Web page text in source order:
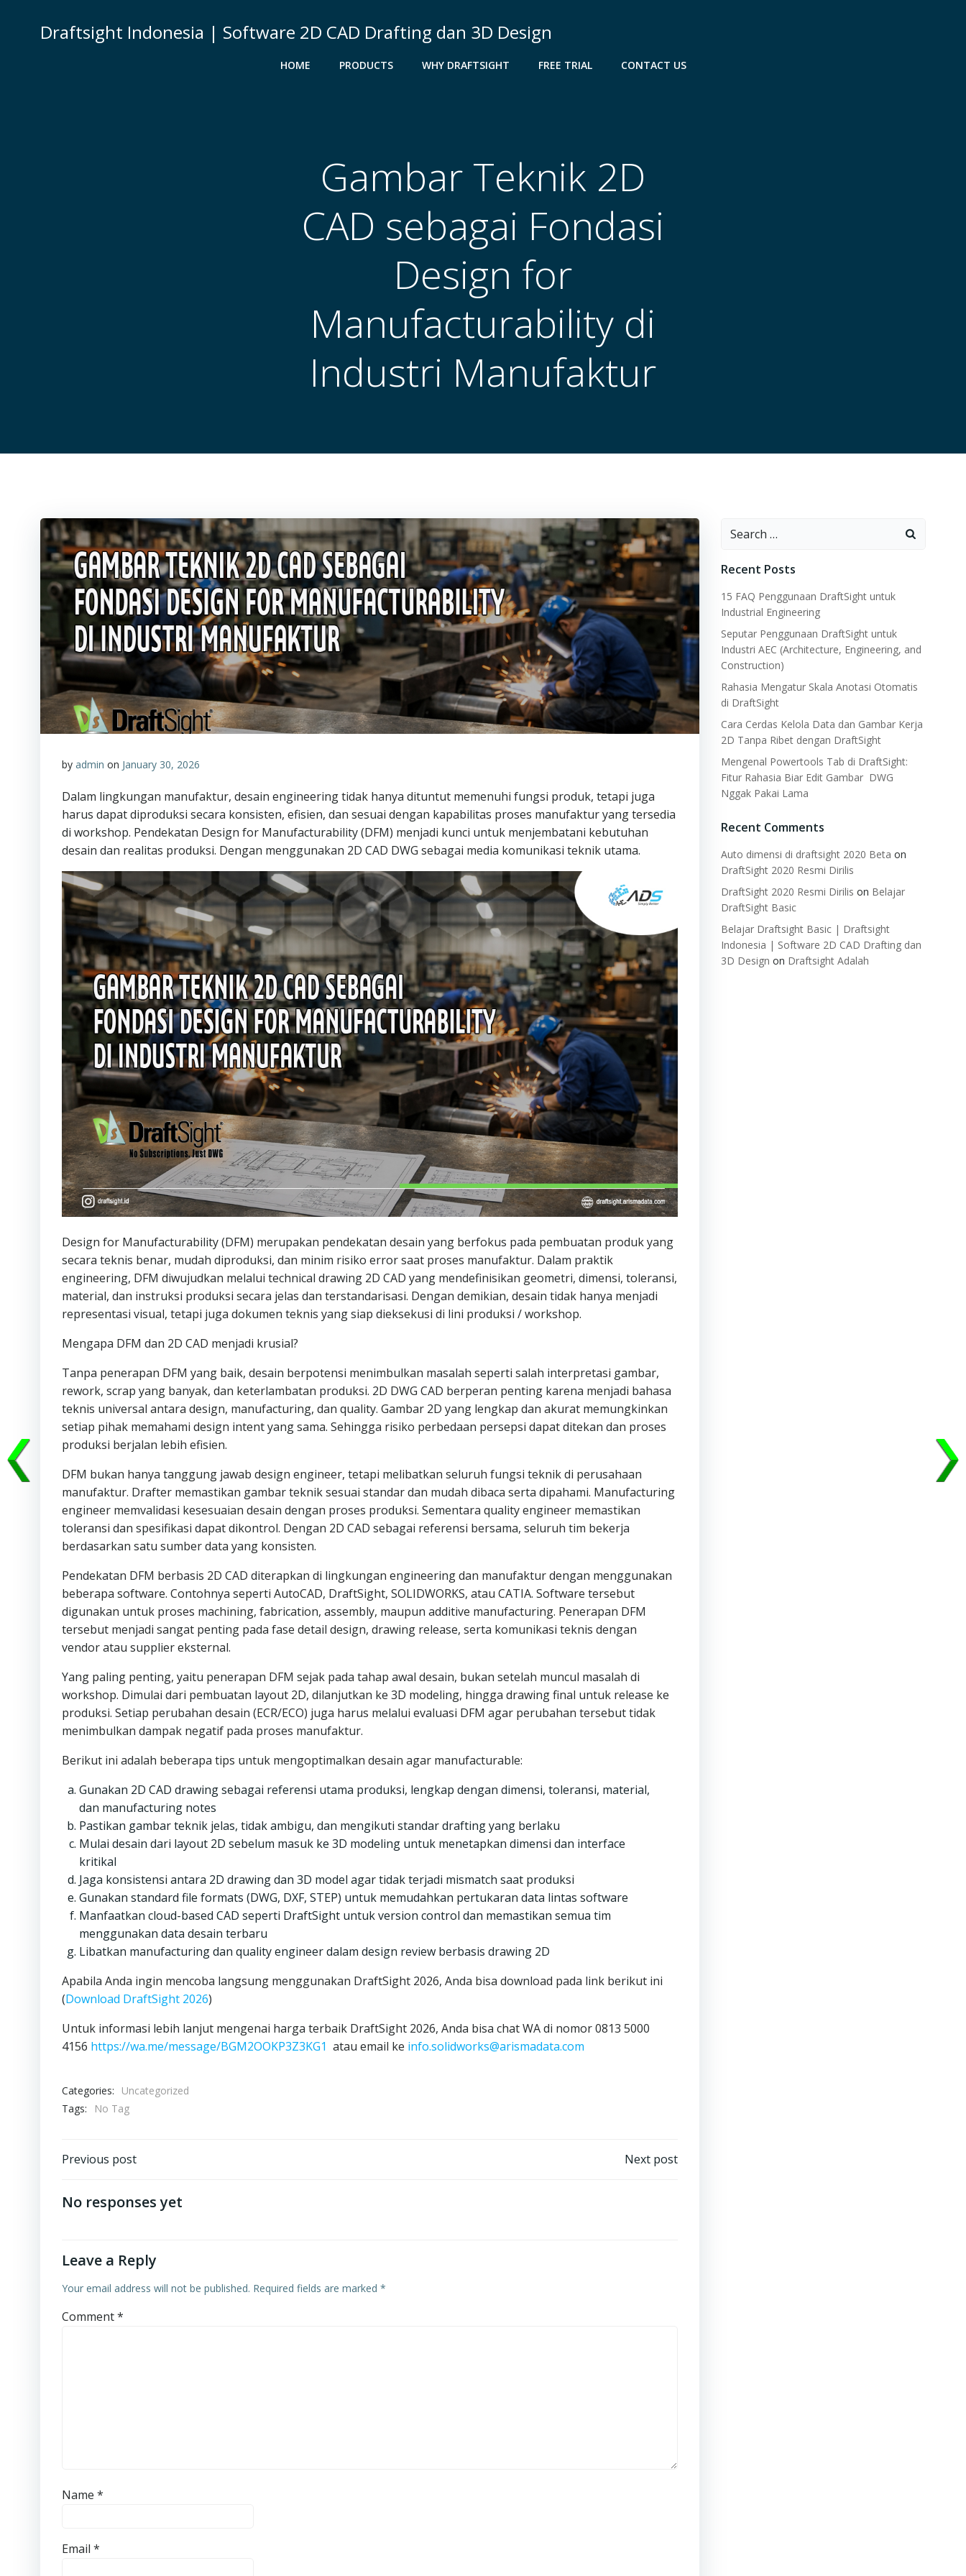
Draftsight Indonesia | Software 2D CAD Drafting dan 3D Design
HOME PRODUCTS WHY DRAFTSIGHT FREE TRIAL CONTACT US
Gambar Teknik 2D
CAD sebagai Fondasi
Design for
Manufacturability di
Industri Manufaktur
by admin on January 30, 2026
Dalam lingkungan manufaktur, desain engineering tidak hanya dituntut memenuhi fungsi produk, tetapi juga
harus dapat diproduksi secara konsisten, efisien, dan sesuai dengan kapabilitas proses manufaktur yang tersedia
di workshop. Pendekatan Design for Manufacturability (DFM) menjadi kunci untuk menjembatani kebutuhan
desain dan realitas produksi. Dengan menggunakan 2D CAD DWG sebagai media komunikasi teknik utama.
Design for Manufacturability (DFM) merupakan pendekatan desain yang berfokus pada pembuatan produk yang
secara teknis benar, mudah diproduksi, dan minim risiko error saat proses manufaktur. Dalam praktik
engineering, DFM diwujudkan melalui technical drawing 2D CAD yang mendefinisikan geometri, dimensi, toleransi,
material, dan instruksi produksi secara jelas dan terstandarisasi. Dengan demikian, desain tidak hanya menjadi
representasi visual, tetapi juga dokumen teknis yang siap dieksekusi di lini produksi / workshop.
Mengapa DFM dan 2D CAD menjadi krusial?
Tanpa penerapan DFM yang baik, desain berpotensi menimbulkan masalah seperti salah interpretasi gambar,
rework, scrap yang banyak, dan keterlambatan produksi. 2D DWG CAD berperan penting karena menjadi bahasa
teknis universal antara design, manufacturing, dan quality. Gambar 2D yang lengkap dan akurat memungkinkan
setiap pihak memahami design intent yang sama. Sehingga risiko perbedaan persepsi dapat ditekan dan proses
produksi berjalan lebih efisien.
DFM bukan hanya tanggung jawab design engineer, tetapi melibatkan seluruh fungsi teknik di perusahaan
manufaktur. Drafter memastikan gambar teknik sesuai standar dan mudah dibaca serta dipahami. Manufacturing
engineer memvalidasi kesesuaian desain dengan proses produksi. Sementara quality engineer memastikan
toleransi dan spesifikasi dapat dikontrol. Dengan 2D CAD sebagai referensi bersama, seluruh tim bekerja
berdasarkan satu sumber data yang konsisten.
Pendekatan DFM berbasis 2D CAD diterapkan di lingkungan engineering dan manufaktur dengan menggunakan
beberapa software. Contohnya seperti AutoCAD, DraftSight, SOLIDWORKS, atau CATIA. Software tersebut
digunakan untuk proses machining, fabrication, assembly, maupun additive manufacturing. Penerapan DFM
tersebut menjadi sangat penting pada fase detail design, drawing release, serta komunikasi teknis dengan
vendor atau supplier eksternal.
Yang paling penting, yaitu penerapan DFM sejak pada tahap awal desain, bukan setelah muncul masalah di
workshop. Dimulai dari pembuatan layout 2D, dilanjutkan ke 3D modeling, hingga drawing final untuk release ke
produksi. Setiap perubahan desain (ECR/ECO) juga harus melalui evaluasi DFM agar perubahan tersebut tidak
menimbulkan dampak negatif pada proses manufaktur.
Berikut ini adalah beberapa tips untuk mengoptimalkan desain agar manufacturable:
Gunakan 2D CAD drawing sebagai referensi utama produksi, lengkap dengan dimensi, toleransi, material,
dan manufacturing notes
Pastikan gambar teknik jelas, tidak ambigu, dan mengikuti standar drafting yang berlaku
Mulai desain dari layout 2D sebelum masuk ke 3D modeling untuk menetapkan dimensi dan interface
kritikal
Jaga konsistensi antara 2D drawing dan 3D model agar tidak terjadi mismatch saat produksi
Gunakan standard file formats (DWG, DXF, STEP) untuk memudahkan pertukaran data lintas software
Manfaatkan cloud-based CAD seperti DraftSight untuk version control dan memastikan semua tim
menggunakan data desain terbaru
Libatkan manufacturing dan quality engineer dalam design review berbasis drawing 2D
Apabila Anda ingin mencoba langsung menggunakan DraftSight 2026, Anda bisa download pada link berikut ini
(Download DraftSight 2026)
Untuk informasi lebih lanjut mengenai harga terbaik DraftSight 2026, Anda bisa chat WA di nomor 0813 5000
4156 https://wa.me/message/BGM2OOKP3Z3KG1 atau email ke info.solidworks@arismadata.com
Categories:
Uncategorized
Tags:
No Tag
Post
navigation
Previous post Next post
No responses yet
Leave a Reply
Your email address will not be published. Required fields are marked *
Comment*
Name *
Email *
Search
Recent Posts
15 FAQ Penggunaan DraftSight untuk
Industrial Engineering
Seputar Penggunaan DraftSight untuk
Industri AEC (Architecture, Engineering, and
Construction)
Rahasia Mengatur Skala Anotasi Otomatis
di DraftSight
Cara Cerdas Kelola Data dan Gambar Kerja
2D Tanpa Ribet dengan DraftSight
Mengenal Powertools Tab di DraftSight:
Fitur Rahasia Biar Edit Gambar DWG
Nggak Pakai Lama
Recent Comments
Auto dimensi di draftsight 2020 Beta on
DraftSight 2020 Resmi Dirilis
DraftSight 2020 Resmi Dirilis on Belajar
DraftSight Basic
Belajar Draftsight Basic | Draftsight
Indonesia | Software 2D CAD Drafting dan
3D Design on Draftsight Adalah